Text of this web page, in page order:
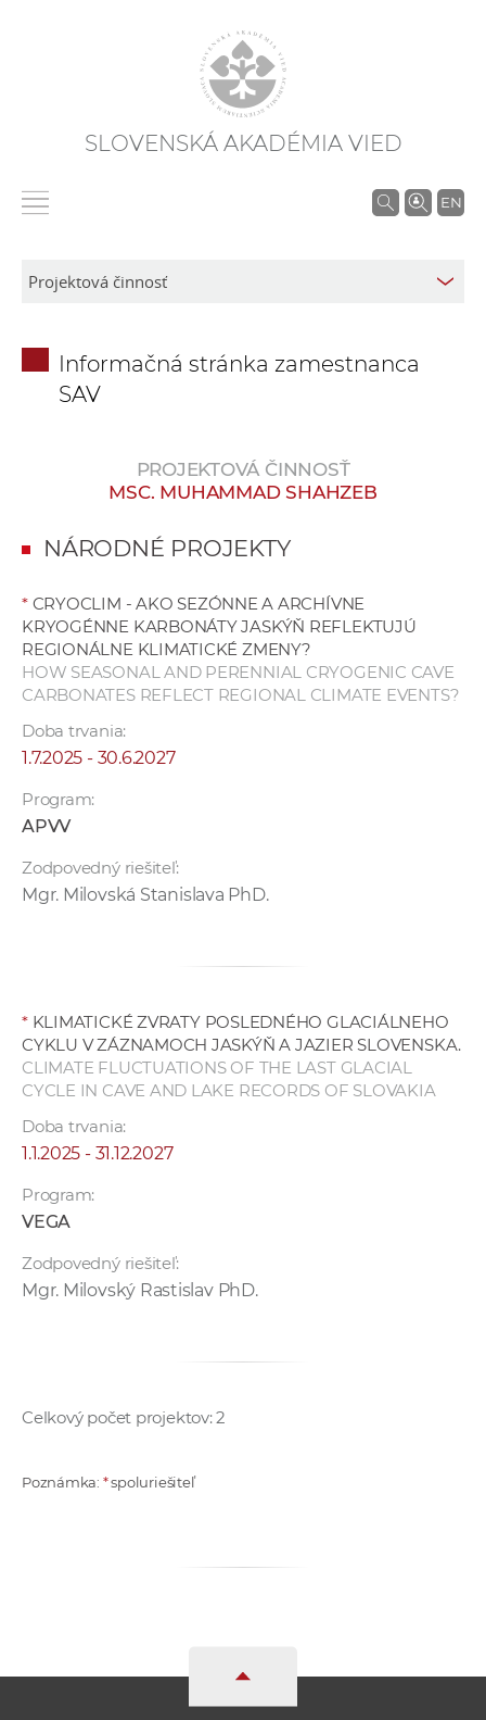
SLOVENSKÁ AKADÉMIA VIED
EN
V
á
c
o
v
c
o
v
n
Informačná stránka zamestnanca
SAV
PROJEKTOVÁ ČINNOSŤ
MSC. MUHAMMAD SHAHZEB
NÁRODNÉ PROJEKTY
*CRYOCLIM - AKO SEZÓNNE A ARCHÍVNE
KRYOGÉNNE KARBONÁTY JASKÝŇ REFLEKTUJÚ
REGIONÁLNE KLIMATICKÉ ZMENY?
HOW SEASONAL AND PERENNIAL CRYOGENIC CAVE
CARBONATES REFLECT REGIONAL CLIMATE EVENTS?
Doba trvania:
1.7.2025 - 30.6.2027
Program:
APVV
Zodpovedný riešiteľ:
Mgr. Milovská Stanislava PhD.
*KLIMATICKÉ ZVRATY POSLEDNÉHO GLACIÁLNEHO
CYKLU V ZÁZNAMOCH JASKÝŇ A JAZIER SLOVENSKA.
CLIMATE FLUCTUATIONS OF THE LAST GLACIAL
CYCLE IN CAVE AND LAKE RECORDS OF SLOVAKIA
Doba trvania:
1.1.2025 - 31.12.2027
Program:
VEGA
Zodpovedný riešiteľ:
Mgr. Milovský Rastislav PhD.
Celkový počet projektov: 2
Poznámka: *spoluriešiteľ